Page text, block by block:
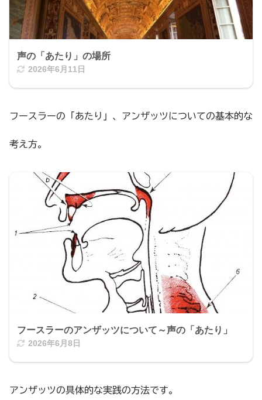
声の「あたり」の場所
2026年6月11日
フースラーの「あたり」、アンザッツについての基本的な
考え方。
フースラーのアンザッツについて～声の「あたり」
2026年6月8日
アンザッツの具体的な実践の方法です。